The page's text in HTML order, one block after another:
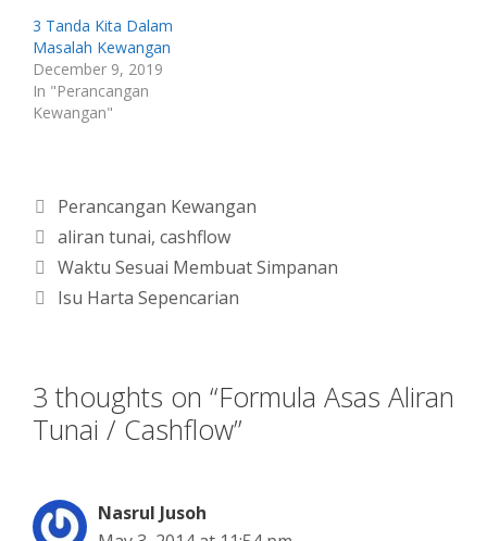
3 Tanda Kita Dalam
Masalah Kewangan
December 9, 2019
In "Perancangan
Kewangan"
Categories
Perancangan Kewangan
Tags
aliran tunai, cashflow
Waktu Sesuai Membuat Simpanan
Isu Harta Sepencarian
3 thoughts on “Formula Asas Aliran
Tunai / Cashflow”
Nasrul Jusoh